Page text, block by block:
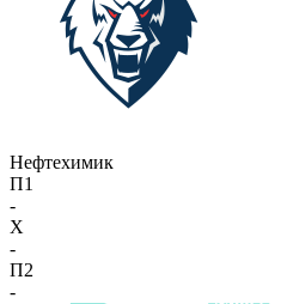
Нефтехимик
П1
-
X
-
П2
-